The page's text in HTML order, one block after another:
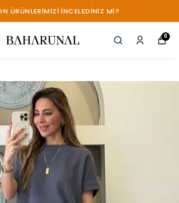
ÜRÜNLERİMİZİ İNCELEDİNİZ Mİ?
0